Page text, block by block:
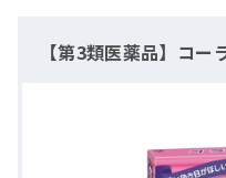
【第3類医薬品】コ